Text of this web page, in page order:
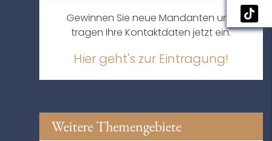
Gewinnen Sie neue Mandanten und
tragen Ihre Kontaktdaten jetzt ein.
Hier geht's zur Eintragung!
Weitere Themengebiete